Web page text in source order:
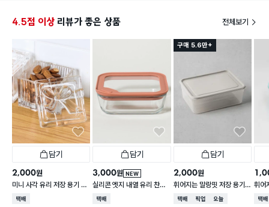
4.5점 이상 리뷰가 좋은 상품 전체보기
담기
2,000원
미니 사각 유리 저장 용기 13
0 ml
택배배송
담기
NEW
3,000원
실리콘 엣지 내열 유리 찬통
550 ml
택배배송
구매 5.6만+
담기
2,000원
휘어지는 말랑핏 저장 용기
2 L 그레이
택배배송매장픽업오늘배송
휘어
택배